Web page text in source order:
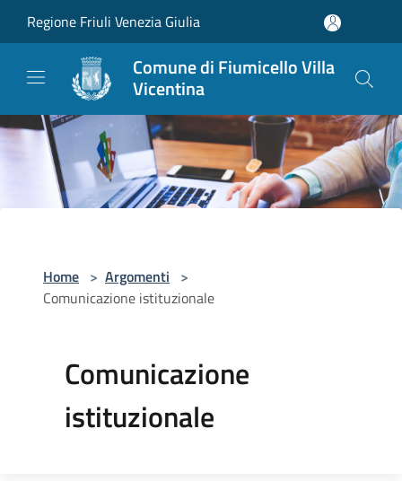
Regione Friuli Venezia Giulia
Comune di Fiumicello Villa
Vicentina
Home > Argomenti >
Comunicazione istituzionale
Comunicazione
istituzionale